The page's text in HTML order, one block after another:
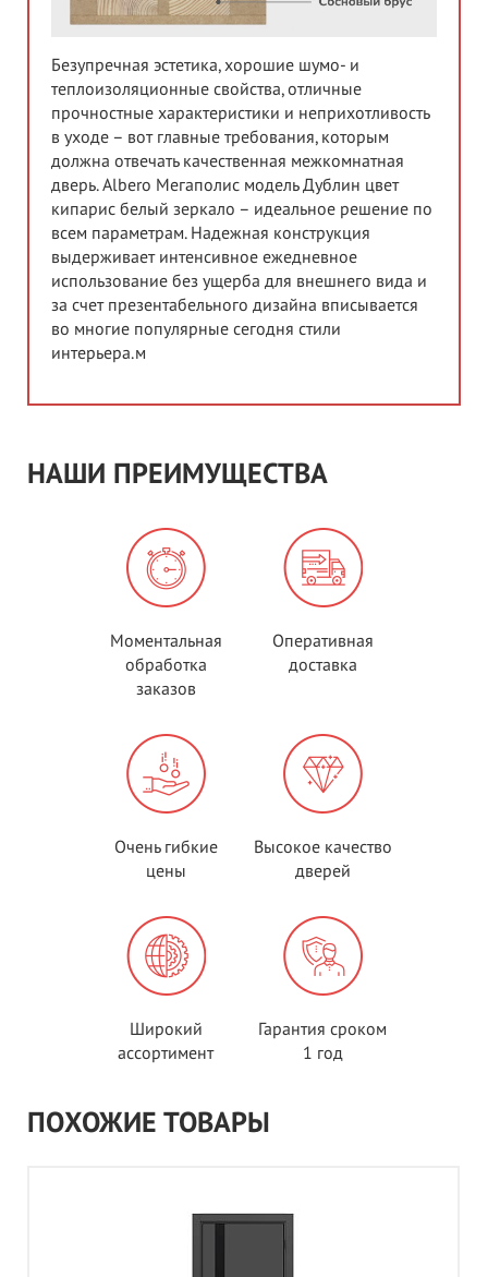
Безупречная эстетика, хорошие шумо- и
теплоизоляционные свойства, отличные
прочностные характеристики и неприхотливость
в уходе – вот главные требования, которым
должна отвечать качественная межкомнатная
дверь. Albero Мегаполис модель Дублин цвет
кипарис белый зеркало – идеальное решение по
всем параметрам. Надежная конструкция
выдерживает интенсивное ежедневное
использование без ущерба для внешнего вида и
за счет презентабельного дизайна вписывается
во многие популярные сегодня стили
интерьера.м
НАШИ ПРЕИМУЩЕСТВА
Моментальная
обработка
заказов
Оперативная
доставка
Очень гибкие
цены
Высокое качество
дверей
Широкий
ассортимент
Гарантия сроком
1 год
ПОХОЖИЕ ТОВАРЫ